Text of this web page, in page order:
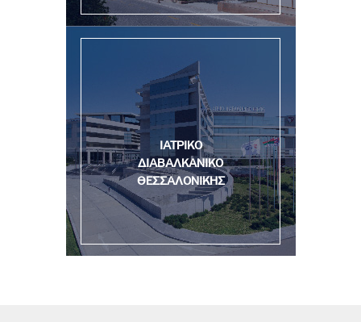
ΙΑΤΡΙΚΟ
ΔΙΑΒΑΛΚΑΝΙΚΟ
ΘΕΣΣΑΛΟΝΙΚΗΣ